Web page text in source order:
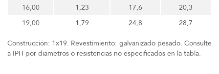
16,00
1,23 17,6
20,3
19,00
1,79 24,8 28,7
Construcción: 1x19. Revestimiento: galvanizado pesado. Consulte
a IPH por diámetros o resistencias no especificados en la tabla.